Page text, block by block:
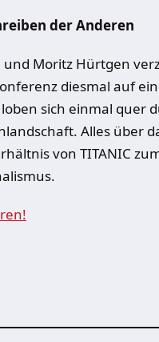
der Anderen
und Moritz Hürtgen
diesmal auf
sich einmal quer
Alles über
von TITANIC